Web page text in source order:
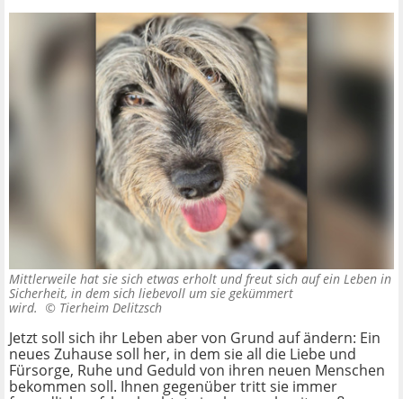
Mittlerweile hat sie sich etwas erholt und freut sich auf ein Leben in
Sicherheit, in dem sich liebevoll um sie gekümmert
wird. © Tierheim Delitzsch
Jetzt soll sich ihr Leben aber von Grund auf ändern: Ein
neues Zuhause soll her, in dem sie all die Liebe und
Fürsorge, Ruhe und Geduld von ihren neuen Menschen
bekommen soll. Ihnen gegenüber tritt sie immer